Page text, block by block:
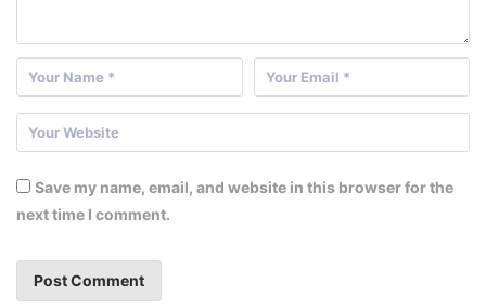
Save my name, email, and website in this browser for the
next time I comment.